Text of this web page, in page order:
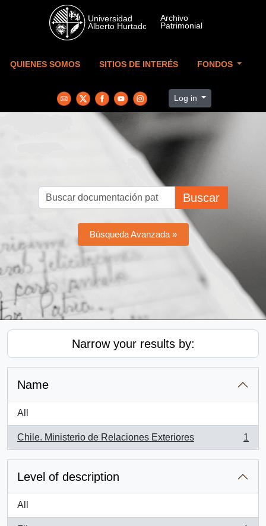
Skip to main content
QUIENES SOMOS SITIOS DE INTERÉS FONDOS
Log in
Buscar
Búsqueda Avanzada »
Narrow your results by:
Name
All
Chile. Ministerio de Relaciones Exteriores
, 1 results
1
Level of description
All